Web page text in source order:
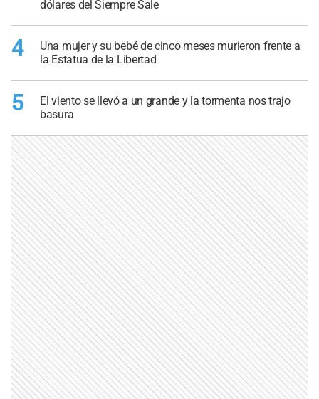
dólares del Siempre Sale
4
Una mujer y su bebé de cinco meses murieron frente a
la Estatua de la Libertad
5
El viento se llevó a un grande y la tormenta nos trajo
basura